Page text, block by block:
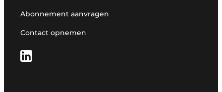
Abonnement aanvragen
Contact opnemen